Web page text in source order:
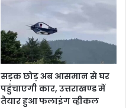
सड़क छोड़ अब आसमान से घर
पहुंचाएगी कार, उत्तराखण्ड में
तैयार हुआ फलाइंग व्हीकल